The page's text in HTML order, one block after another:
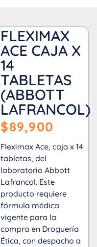
FLEXIMAX
ACE CAJA X
14
TABLETAS
(ABBOTT
LAFRANCOL)
$89,900
Fleximax Ace, caja x 14
tabletas, del
laboratorio Abbott
Lafrancol. Este
producto requiere
fórmula médica
vigente para la
compra en Droguería
Ética, con despacho a